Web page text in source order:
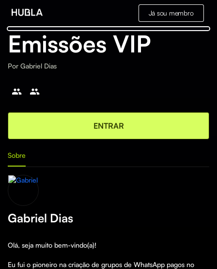
Já sou membro
Emissões VIP
Por Gabriel Dias
ENTRAR
Sobre
Gabriel Dias
Olá, seja muito bem-vindo(a)!
Eu fui o pioneiro na criação de grupos de WhatsApp pagos no